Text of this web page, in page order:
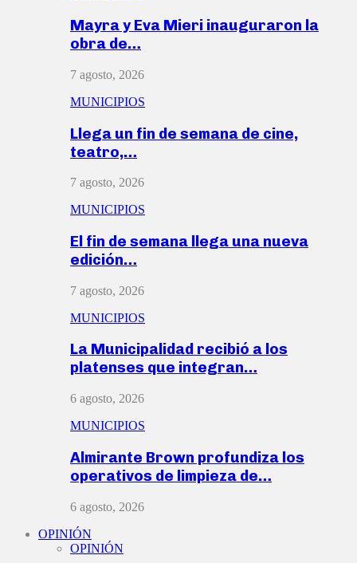
Mayra y Eva Mieri inauguraron la
obra de…
7 agosto, 2026
MUNICIPIOS
Llega un fin de semana de cine,
teatro,…
7 agosto, 2026
MUNICIPIOS
El fin de semana llega una nueva
edición…
7 agosto, 2026
MUNICIPIOS
La Municipalidad recibió a los
platenses que integran…
6 agosto, 2026
MUNICIPIOS
Almirante Brown profundiza los
operativos de limpieza de…
6 agosto, 2026
OPINIÓN
OPINIÓN